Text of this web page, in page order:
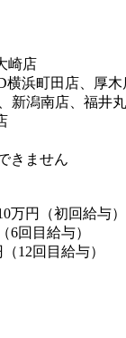
崎店
浜町田店、厚木
潟南店、福井丸
きません
万円（初回給与）
6回目給与）
12回目給与）